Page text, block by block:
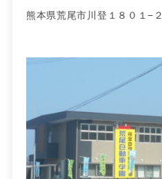
熊本県荒尾市川登１８０１−２